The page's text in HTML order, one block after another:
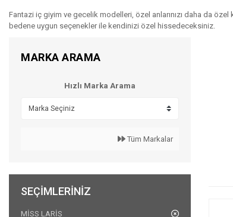
Fantazi iç giyim ve gecelik modelleri, özel anlarınızı daha da
bedene uygun seçenekler ile kendinizi özel hissedeceksiniz.
MARKA ARAMA
Hızlı Marka Arama
Tüm Markalar
SEÇIMLERINIZ
MİSS LARİS